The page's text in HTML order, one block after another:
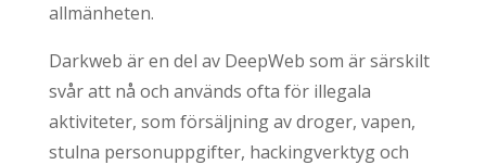
allmänheten.
Darkweb är en del av DeepWeb som är särskilt
svår att nå och används ofta för illegala
aktiviteter, som försäljning av droger, vapen,
stulna personuppgifter, hackingverktyg och